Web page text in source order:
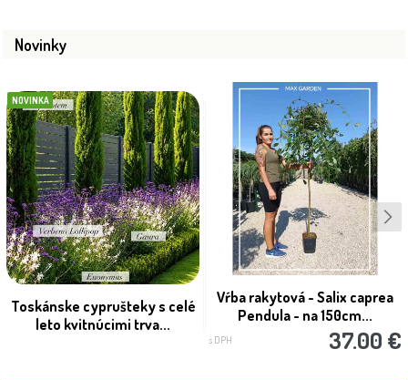
Novinky
NOVINKA
Toskánske cyprušteky s celé
leto kvitnúcimi trva...
Vŕba rakytová - Salix caprea
Pendula - na 150cm...
s DPH 37.00 €